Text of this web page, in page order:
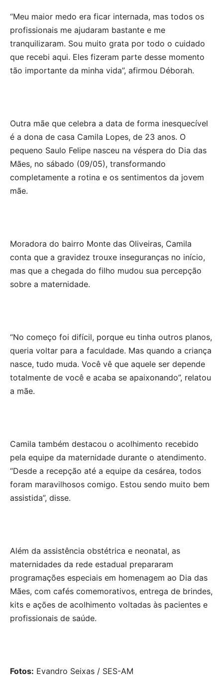
“Meu maior medo era ficar internada, mas todos os
profissionais me ajudaram bastante e me
tranquilizaram. Sou muito grata por todo o cuidado
que recebi aqui. Eles fizeram parte desse momento
tão importante da minha vida”, afirmou Déborah.
Outra mãe que celebra a data de forma inesquecível
é a dona de casa Camila Lopes, de 23 anos. O
pequeno Saulo Felipe nasceu na véspera do Dia das
Mães, no sábado (09/05), transformando
completamente a rotina e os sentimentos da jovem
mãe.
Moradora do bairro Monte das Oliveiras, Camila
conta que a gravidez trouxe inseguranças no início,
mas que a chegada do filho mudou sua percepção
sobre a maternidade.
“No começo foi difícil, porque eu tinha outros planos,
queria voltar para a faculdade. Mas quando a criança
nasce, tudo muda. Você vê que aquele ser depende
totalmente de você e acaba se apaixonando”, relatou
a mãe.
Camila também destacou o acolhimento recebido
pela equipe da maternidade durante o atendimento.
“Desde a recepção até a equipe da cesárea, todos
foram maravilhosos comigo. Estou sendo muito bem
assistida”, disse.
Além da assistência obstétrica e neonatal, as
maternidades da rede estadual prepararam
programações especiais em homenagem ao Dia das
Mães, com cafés comemorativos, entrega de brindes,
kits e ações de acolhimento voltadas às pacientes e
profissionais de saúde.
Fotos: Evandro Seixas / SES-AM